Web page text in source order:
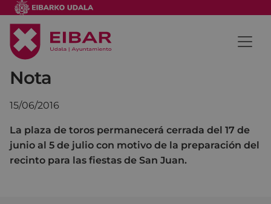
Nota
15/06/2016
La plaza de toros permanecerá cerrada del 17 de
junio al 5 de julio con motivo de la preparación del
recinto para las fiestas de San Juan.